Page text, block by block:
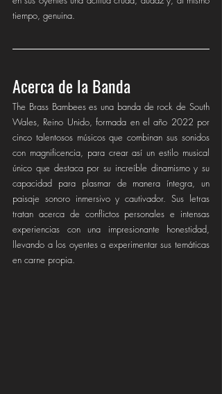
tiempo, genuina.
Acerca de la Banda
The Brass Bambees es una banda de rock de South
Wales, Reino Unido, formada en el año 2022 por
cinco talentosos músicos que combinan sus sonidos
con magnificencia, para crear así un estilo musical
único que destaca por su increíble dinamismo y su
capacidad para plasmar de manera íntegra, un
paisaje sonoro inmersivo y cautivador. Sus letras
tratan acerca de conflictos personales e intensas
experiencias con una impresionante honestidad,
llevando a los oyentes a experimentar sus temáticas
en carne propia.